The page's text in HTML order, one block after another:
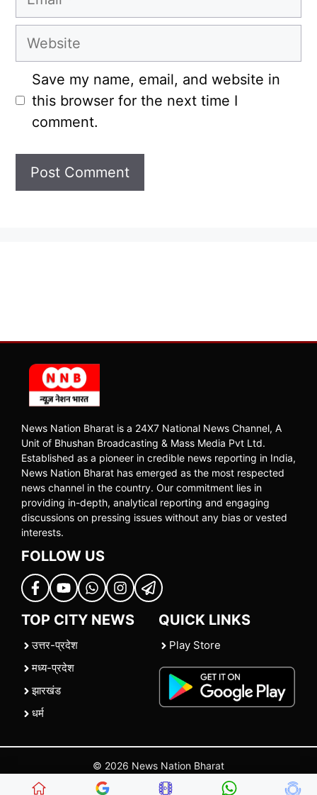
Website
Save my name, email, and website in
this browser for the next time I
comment.
News Nation Bharat is a 24X7 National News Channel, A
Unit of Bhushan Broadcasting & Mass Media Pvt Ltd.
Established as a pioneer in credible news reporting in India,
News Nation Bharat has emerged as the most respected
news channel in the country. Our commitment lies in
providing in-depth, analytical reporting and engaging
discussions on pressing issues without any bias or vested
interests.
FOLLOW US
TOP CITY NEWS
उत्तर-प्रदेश
मध्य-प्रदेश
झारखंड
धर्म
QUICK LINKS
Play Store
© 2026 News Nation Bharat
Home| |Contact Us |Policies Terms and Conditions